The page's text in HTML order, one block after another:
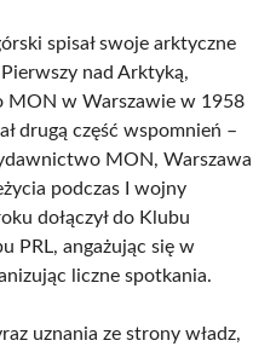
spisał swoje arktyczne
nad Arktyką,
MON w Warszawie w 1958
drugą część wspomnień –
MON, Warszawa
podczas I wojny
dołączył do Klubu
PRL, angażując się w
liczne spotkania.
uznania ze strony władz,